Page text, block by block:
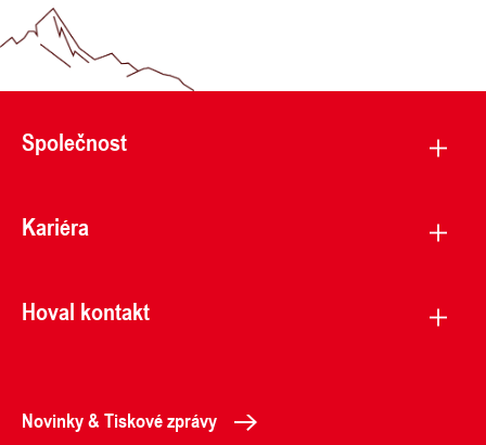
Společnost
Kariéra
Hoval kontakt
Novinky & Tiskové zprávy